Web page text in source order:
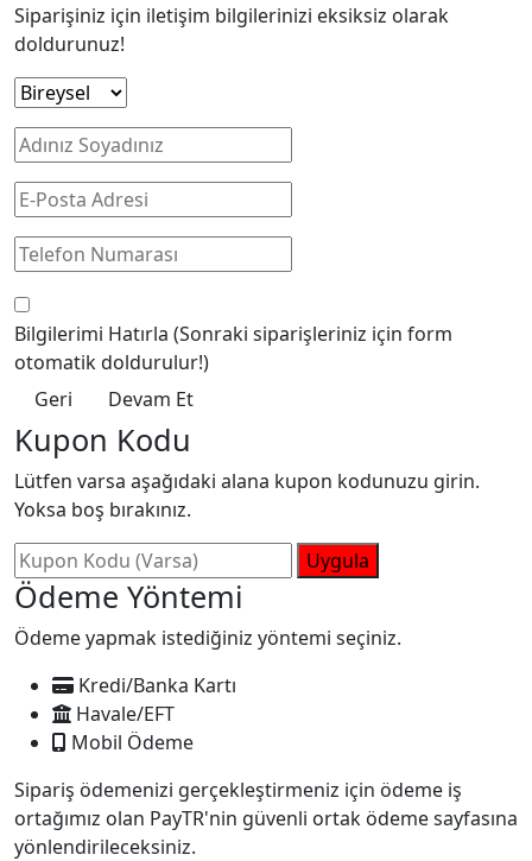
Siparişiniz için iletişim bilgilerinizi eksiksiz olarak
doldurunuz!
Bilgilerimi Hatırla (Sonraki siparişleriniz için form
otomatik doldurulur!)
Geri
Devam Et
Kupon Kodu
Lütfen varsa aşağıdaki alana kupon kodunuzu girin.
Yoksa boş bırakınız.
Uygula
Ödeme Yöntemi
Ödeme yapmak istediğiniz yöntemi seçiniz.
Kredi/Banka Kartı
Havale/EFT
Mobil Ödeme
Sipariş ödemenizi gerçekleştirmeniz için ödeme iş
ortağımız olan PayTR'nin güvenli ortak ödeme sayfasına
yönlendirileceksiniz.